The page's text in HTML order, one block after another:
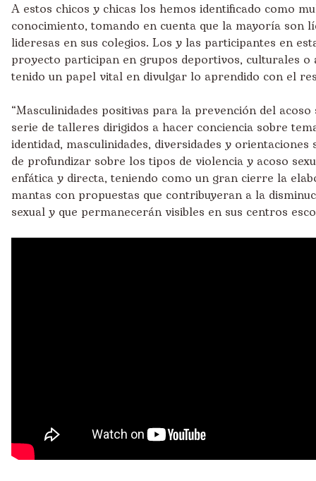
A estos chicos y chicas los hemos identificado como
conocimiento, tomando en cuenta que la mayoría son
lideresas en sus colegios. Los y las participantes en
proyecto participan en grupos deportivos, culturales o
tenido un papel vital en divulgar lo aprendido con el
“Masculinidades positivas para la prevención del acoso
serie de talleres dirigidos a hacer conciencia sobre
identidad, masculinidades, diversidades y orientaciones
de profundizar sobre los tipos de violencia y acoso
enfática y directa, teniendo como un gran cierre la
mantas con propuestas que contribuyeran a la
sexual y que permanecerán visibles en sus centros